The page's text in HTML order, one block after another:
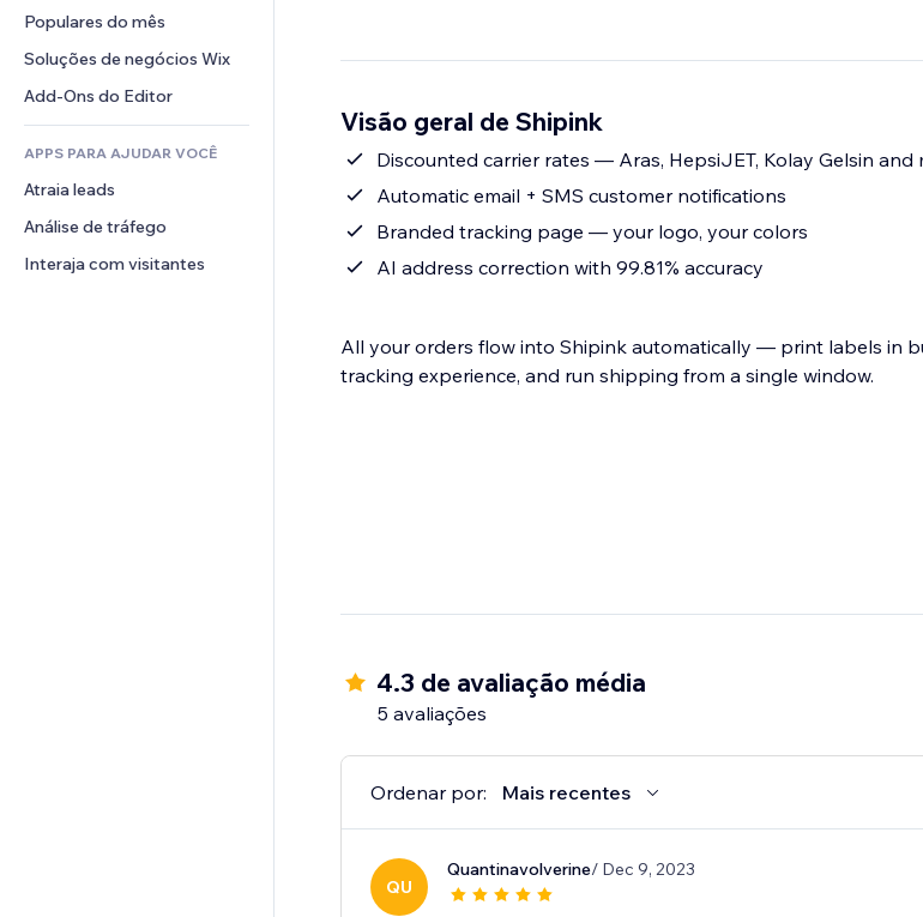
Compartilhamento de arquivos
Notícias
Botões e menus
Banners e selos
Calculadoras
Busca
Previsão do tempo
Tabelas e gráficos
Comentários
Telefone
Comunidade
Avaliações e depoimentos
CRM
Populares do mês
Soluções de negócios Wix
Add-Ons do Editor
APPS PARA AJUDAR VOCÊ
Atraia leads
Análise de tráfego
Interaja com visitantes
Visão geral de Shipink
Discounted carrier rates — Aras, HepsiJET, Kolay Gelsin and
Automatic email + SMS customer notifications
Branded tracking page — your logo, your colors
AI address correction with 99.81% accuracy
All your orders flow into Shipink automatically — print labels in
tracking experience, and run shipping from a single window.
4.3 de avaliação média
5 avaliações
Ordenar por: Mais recentes
QU
Quantinavolverine/ Dec 9, 2023